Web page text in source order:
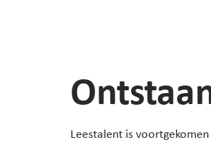
Leestalent is